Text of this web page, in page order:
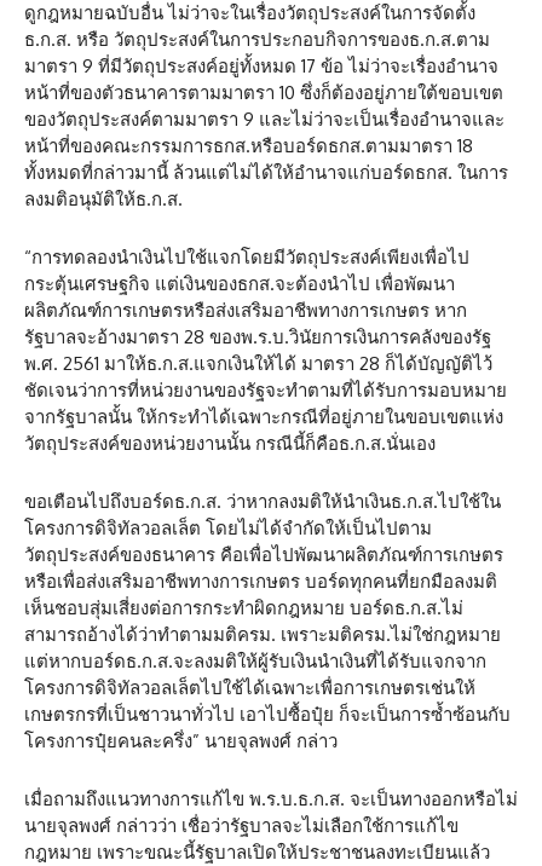
ดูกฎหมายฉบับอื่น ไม่ว่าจะในเรื่องวัตถุประสงค์ในการจัดตั้ง
ธ.ก.ส. หรือ วัตถุประสงค์ในการประกอบกิจการของธ.ก.ส.ตาม
มาตรา 9 ที่มีวัตถุประสงค์อยู่ทั้งหมด 17 ข้อ ไม่ว่าจะเรื่องอำนาจ
หน้าที่ของตัวธนาคารตามมาตรา 10 ซึ่งก็ต้องอยู่ภายใต้ขอบเขต
ของวัตถุประสงค์ตามมาตรา 9 และไม่ว่าจะเป็นเรื่องอำนาจและ
หน้าที่ของคณะกรรมการธกส.หรือบอร์ดธกส.ตามมาตรา 18
ทั้งหมดที่กล่าวมานี้ ล้วนแต่ไม่ได้ให้อำนาจแก่บอร์ดธกส. ในการ
ลงมติอนุมัติให้ธ.ก.ส.
“การทดลองนำเงินไปใช้แจกโดยมีวัตถุประสงค์เพียงเพื่อไป
กระตุ้นเศรษฐกิจ แต่เงินของธกส.จะต้องนำไป เพื่อพัฒนา
ผลิตภัณฑ์การเกษตรหรือส่งเสริมอาชีพทางการเกษตร หาก
รัฐบาลจะอ้างมาตรา 28 ของพ.ร.บ.วินัยการเงินการคลังของรัฐ
พ.ศ. 2561 มาให้ธ.ก.ส.แจกเงินให้ได้ มาตรา 28 ก็ได้บัญญัติไว้
ชัดเจนว่าการที่หน่วยงานของรัฐจะทำตามที่ได้รับการมอบหมาย
จากรัฐบาลนั้น ให้กระทำได้เฉพาะกรณีที่อยู่ภายในขอบเขตแห่ง
วัตถุประสงค์ของหน่วยงานนั้น กรณีนี้ก็คือธ.ก.ส.นั่นเอง
ขอเตือนไปถึงบอร์ดธ.ก.ส. ว่าหากลงมติให้นำเงินธ.ก.ส.ไปใช้ใน
โครงการดิจิทัลวอลเล็ต โดยไม่ได้จำกัดให้เป็นไปตาม
วัตถุประสงค์ของธนาคาร คือเพื่อไปพัฒนาผลิตภัณฑ์การเกษตร
หรือเพื่อส่งเสริมอาชีพทางการเกษตร บอร์ดทุกคนที่ยกมือลงมติ
เห็นชอบสุ่มเสี่ยงต่อการกระทำผิดกฎหมาย บอร์ดธ.ก.ส.ไม่
สามารถอ้างได้ว่าทำตามมติครม. เพราะมติครม.ไม่ใช่กฎหมาย
แต่หากบอร์ดธ.ก.ส.จะลงมติให้ผู้รับเงินนำเงินที่ได้รับแจกจาก
โครงการดิจิทัลวอลเล็ตไปใช้ได้เฉพาะเพื่อการเกษตรเช่นให้
เกษตรกรที่เป็นชาวนาทั่วไป เอาไปซื้อปุ๋ย ก็จะเป็นการซ้ำซ้อนกับ
โครงการปุ๋ยคนละครึ่ง” นายจุลพงศ์ กล่าว
เมื่อถามถึงแนวทางการแก้ไข พ.ร.บ.ธ.ก.ส. จะเป็นทางออกหรือไม่
นายจุลพงศ์ กล่าวว่า เชื่อว่ารัฐบาลจะไม่เลือกใช้การแก้ไข
กฎหมาย เพราะขณะนี้รัฐบาลเปิดให้ประชาชนลงทะเบียนแล้ว